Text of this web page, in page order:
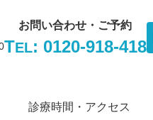
お問い合わせ・ご予約
TEL: 0120-918-418
診療時間・アクセス